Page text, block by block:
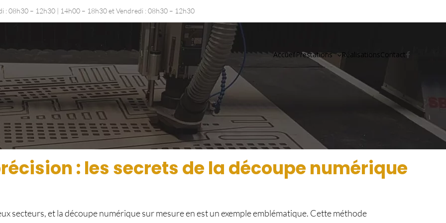
: 08h30 – 12h30 | 14h00 – 18h30 et Vendredi : 08h30 – 12h30
AccueilPrestations RéalisationsContact
: les secrets de la découpe numérique
secteurs, et la découpe numérique sur mesure en est un exemple emblématique. Cette méthode